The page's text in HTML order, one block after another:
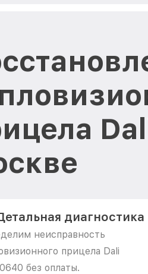
диагностика
неисправность
прицела Dali
без оплаты.